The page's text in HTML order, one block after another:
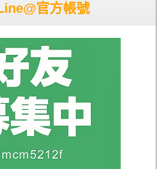
官方帳號